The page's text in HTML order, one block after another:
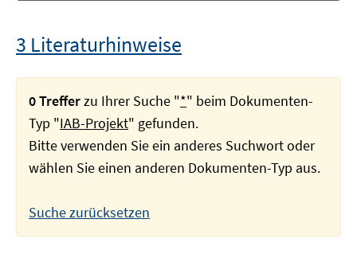
3 Literaturhinweise
0 Trefferzu Ihrer Suche "*" beim Dokumenten-
Typ "IAB-Projekt" gefunden.
Bitte verwenden Sie ein anderes Suchwort oder
wählen Sie einen anderen Dokumenten-Typ aus.
Suche zurücksetzen